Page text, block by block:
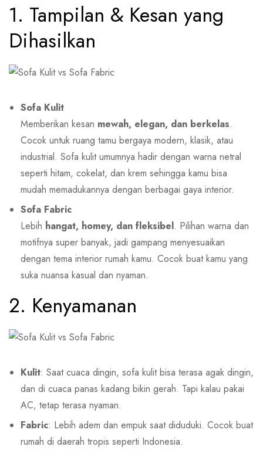
1. Tampilan & Kesan yang
Dihasilkan
Sofa Kulit
Memberikan kesan mewah, elegan, dan berkelas.
Cocok untuk ruang tamu bergaya modern, klasik, atau
industrial. Sofa kulit umumnya hadir dengan warna netral
seperti hitam, cokelat, dan krem sehingga kamu bisa
mudah memadukannya dengan berbagai gaya interior.
Sofa Fabric
Lebih hangat, homey, dan fleksibel. Pilihan warna dan
motifnya super banyak, jadi gampang menyesuaikan
dengan tema interior rumah kamu. Cocok buat kamu yang
suka nuansa kasual dan nyaman.
2. Kenyamanan
Kulit: Saat cuaca dingin, sofa kulit bisa terasa agak dingin,
dan di cuaca panas kadang bikin gerah. Tapi kalau pakai
AC, tetap terasa nyaman.
Fabric: Lebih adem dan empuk saat diduduki. Cocok buat
rumah di daerah tropis seperti Indonesia.